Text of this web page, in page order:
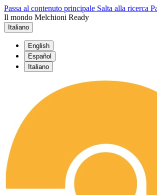
Passa al contenuto principale Salta alla ricerca
Il mondo Melchioni Ready
Italiano
English
Español
Italiano